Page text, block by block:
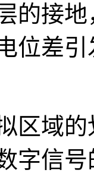
的接
位差
区域
字信